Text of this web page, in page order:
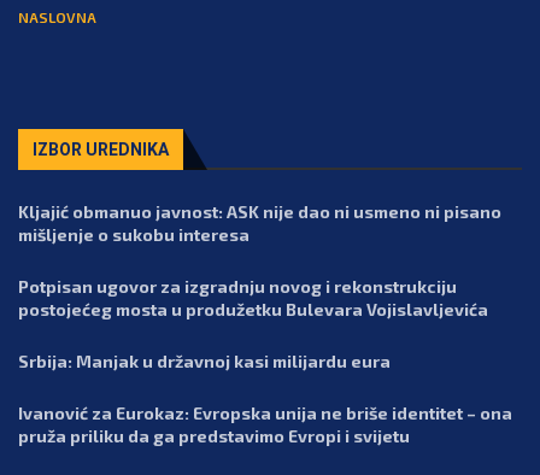
NASLOVNA
IZBOR UREDNIKA
Kljajić obmanuo javnost: ASK nije dao ni usmeno ni pisano
mišljenje o sukobu interesa
Potpisan ugovor za izgradnju novog i rekonstrukciju
postojećeg mosta u produžetku Bulevara Vojislavljevića
Srbija: Manjak u državnoj kasi milijardu eura
Ivanović za Eurokaz: Evropska unija ne briše identitet – ona
pruža priliku da ga predstavimo Evropi i svijetu